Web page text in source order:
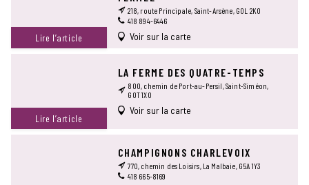
Lire l’article
218, route Principale, Saint-Arsène, G0L 2K0
418 894-6446
Voir sur la carte
Lire l’article
LA FERME DES QUATRE-TEMPS
800, chemin de Port-au-Persil, Saint-Siméon,
G0T 1X0
Voir sur la carte
CHAMPIGNONS CHARLEVOIX
770, chemin des Loisirs, La Malbaie, G5A 1Y3
418 665-8169